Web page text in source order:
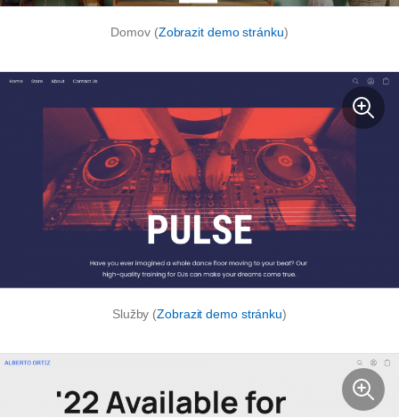
Domov (Zobrazit demo stránku)
Služby (Zobrazit demo stránku)